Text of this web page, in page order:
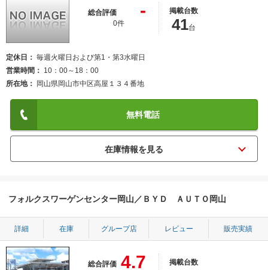
総合評価 -
0件
掲載台数
41台
定休日
毎週火曜日および第1・第3水曜日
営業時間
10：00～18：00
所在地
岡山県岡山市中区高屋１３４番地
無料電話
フォルクスワーゲンセンター岡山／ＢＹＤ ＡＵＴＯ岡山
詳細 在庫 グループ店 レビュー 販売実績
総合評価 4.7 掲載台数